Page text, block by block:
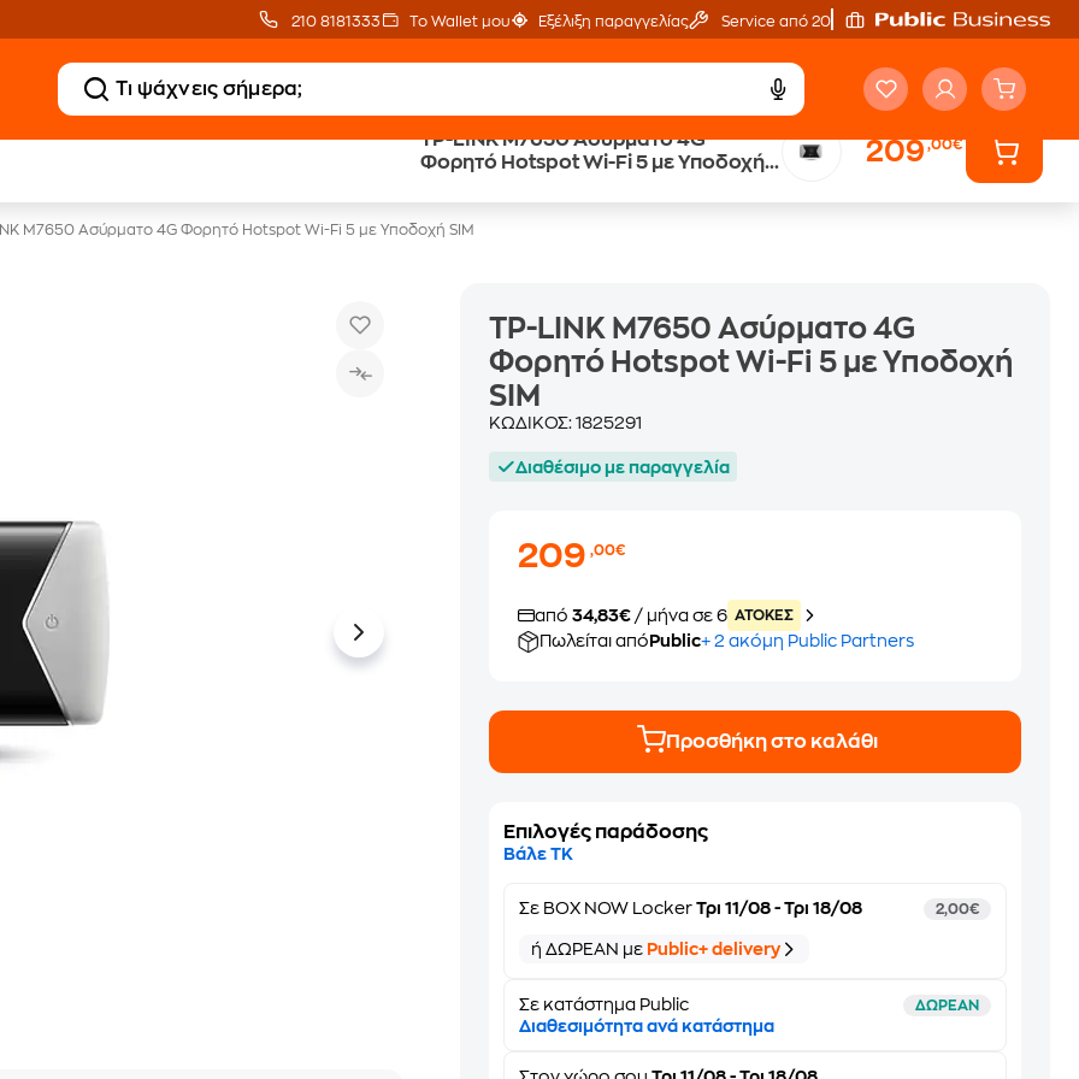
210 8181333 Το Wallet μου Εξέλιξη παραγγελίας Service από 20'
TP-LINK M7650 Ασύρματο 4G
Φορητό Hotspot Wi-Fi 5 με Υποδοχή
209,00€
Public επιστροφή € Άτοκες Δόσεις
M7650 Ασύρματο 4G Φορητό Hotspot Wi-Fi 5 με Υποδοχή SIM
TP-LINK M7650 Ασύρματο 4G
Φορητό Hotspot Wi-Fi 5 με Υποδοχή
SIM
ΚΩΔΙΚΟΣ:1825291
Διαθέσιμο με παραγγελία
209,00€
από34,83€ / μήνα σε 6 ATOKEΣ
Πωλείται από Public+ 2 ακόμη Public Partners
Προσθήκη στο καλάθι
Επιλογές παράδοσης
Βάλε ΤΚ
Σε BOX NOW Locker Τρι 11/08 - Τρι 18/08 2,00€
ή ΔΩΡΕΑΝ με Public+ delivery
Σε κατάστημα Public ΔΩΡΕΑΝ
Διαθεσιμότητα ανά κατάστημα